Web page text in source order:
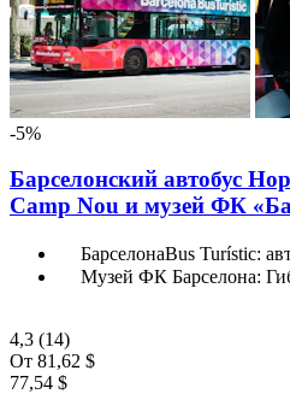
-5%
Барселонский автобус
Camp Nou и музей ФК
БарселонаBus Turístic:
Музей ФК Барселона:
4,3 (14)
От 81,62 $
77,54 $